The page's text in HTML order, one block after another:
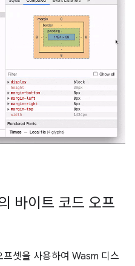
바이트 코드 오프
셋을 사용하여 Wasm 디스